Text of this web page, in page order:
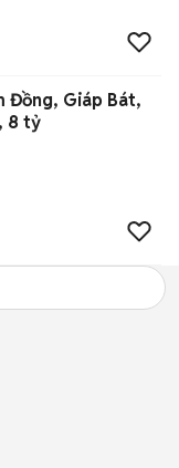
Đồng, Giáp Bát,
8 tỷ